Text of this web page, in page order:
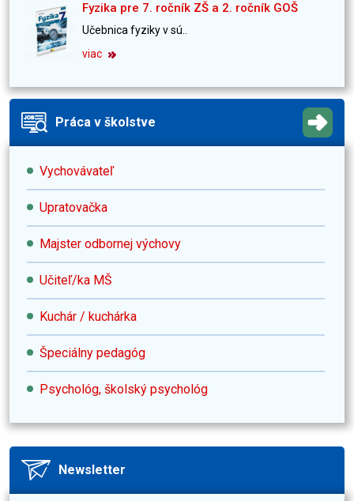
Fyzika pre 7. ročník ZŠ a 2. ročník GOŠ
Učebnica fyziky v sú..
viac
Práca v školstve
Vychovávateľ
Upratovačka
Majster odbornej výchovy
Učiteľ/ka MŠ
Kuchár / kuchárka
Špeciálny pedagóg
Psychológ, školský psychológ
Newsletter